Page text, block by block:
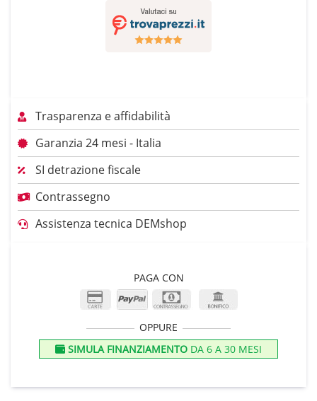
Trasparenza e affidabilità
Garanzia 24 mesi - Italia
SI detrazione fiscale
Contrassegno
Assistenza tecnica DEMshop
PAGA CON
OPPURE
SIMULA FINANZIAMENTO DA 6 A 30 MESI